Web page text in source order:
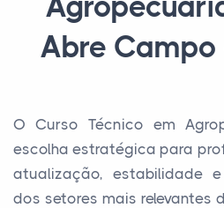
Abre Campo
O Curso Técnico em
escolha estratégica para
atualização, estabilidade
dos setores mais relevantes